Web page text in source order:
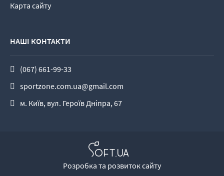
Карта сайту
НАШІ КОНТАКТИ
(067) 661-99-33
sportzone.com.ua@gmail.com
м. Київ, вул. Героїв Дніпра, 67
Розробка та розвиток сайту